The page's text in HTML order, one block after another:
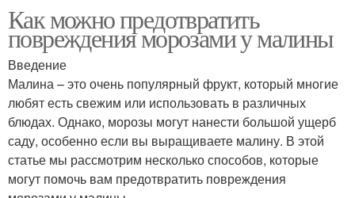
Как можно предотвратить
повреждения морозами у малины
Введение
Малина – это очень популярный фрукт, который многие
любят есть свежим или использовать в различных
блюдах. Однако, морозы могут нанести большой ущерб
саду, особенно если вы выращиваете малину. В этой
статье мы рассмотрим несколько способов, которые
могут помочь вам предотвратить повреждения